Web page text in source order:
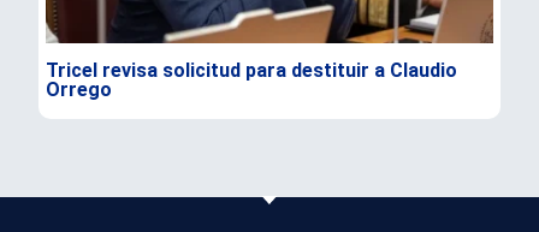
Tricel revisa solicitud para destituir a Claudio
Orrego